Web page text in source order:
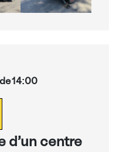
14:00
d'un centre